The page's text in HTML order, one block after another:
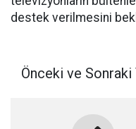
destek verilmesini
Önceki ve Sonraki